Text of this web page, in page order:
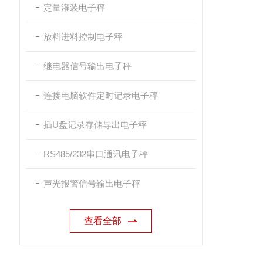
定量灌装电子秤
放料进料控制电子秤
继电器信号输出电子秤
连接电脑软件定时记录电子秤
插U盘记录存储导出电子秤
RS485/232串口通讯电子秤
声光报警信号输出电子秤
查看全部